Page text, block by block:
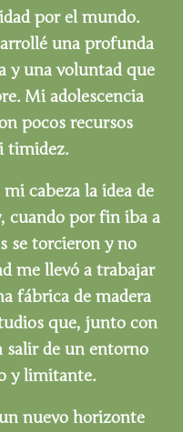
por el mundo.
una profunda
y una voluntad que
Mi adolescencia
pocos recursos
timidez.
cabeza la idea de
cuando por fin iba a
se torcieron y no
me llevó a trabajar
fábrica de madera
que, junto con
salir de un entorno
y limitante.
nuevo horizonte